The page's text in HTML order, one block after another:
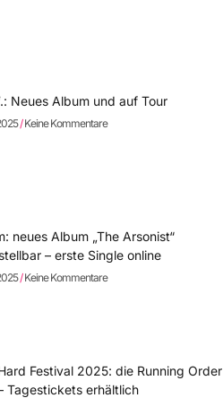
Neues Album und auf Tour
Keine Kommentare
neues Album „The Arsonist“
– erste Single online
Keine Kommentare
Festival 2025: die Running Order
Tagestickets erhältlich